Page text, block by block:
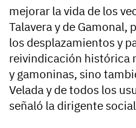
mejorar la vida de los
Talavera y de Gamonal,
los desplazamientos y
reivindicación histórica
y gamoninas, sino
Velada y de todos los
señaló la dirigente